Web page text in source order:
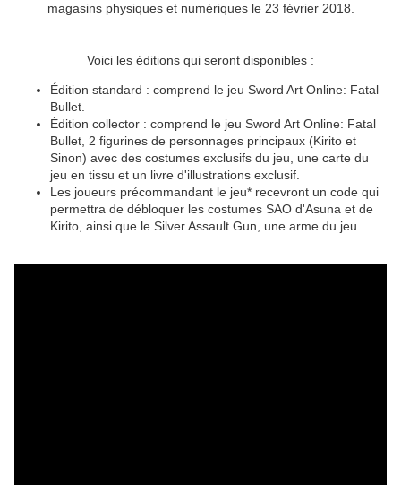
magasins physiques et numériques le 23 février 2018.
Voici les éditions qui seront disponibles :
Édition standard : comprend le jeu Sword Art Online: Fatal
Bullet.
Édition collector : comprend le jeu Sword Art Online: Fatal
Bullet, 2 figurines de personnages principaux (Kirito et
Sinon) avec des costumes exclusifs du jeu, une carte du
jeu en tissu et un livre d'illustrations exclusif.
Les joueurs précommandant le jeu* recevront un code qui
permettra de débloquer les costumes SAO d'Asuna et de
Kirito, ainsi que le Silver Assault Gun, une arme du jeu.